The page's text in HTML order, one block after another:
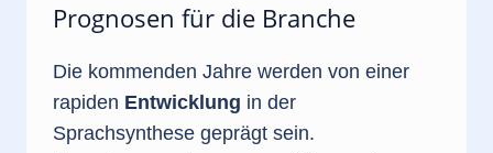
Prognosen für die Branche
Die kommenden Jahre werden von einer
rapiden Entwicklung in der
Sprachsynthese geprägt sein.